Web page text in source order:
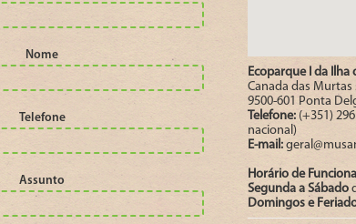
Nome
Telefone
Assunto
Ecoparque I da Ilha
Canada das Murtas
9500-601 Ponta
Telefone: (+351)
nacional)
E-mail:
Horário de
Segunda a Sábado
Domingos e